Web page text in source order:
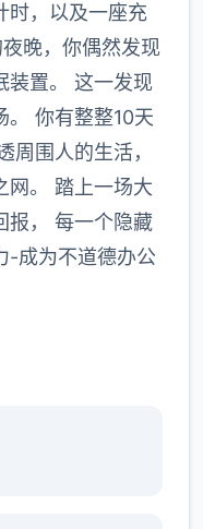
时，以及一座充
晚，你偶然发现
装置。 这一发现
。 你有整整10天
周围人的生活，
网。 踏上一场大
报， 每一个隐藏
-成为不道德办公